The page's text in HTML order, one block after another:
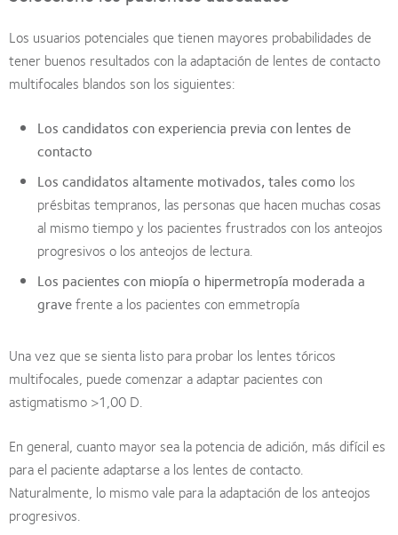
Los usuarios potenciales que tienen mayores probabilidades de
tener buenos resultados con la adaptación de lentes de contacto
multifocales blandos son los siguientes:
Los candidatos con experiencia previa con lentes de
contacto
Los candidatos altamente motivados, tales como los
présbitas tempranos, las personas que hacen muchas cosas
al mismo tiempo y los pacientes frustrados con los anteojos
progresivos o los anteojos de lectura.
Los pacientes con miopía o hipermetropía moderada a
gravefrente a los pacientes con emmetropía
Una vez que se sienta listo para probar los lentes tóricos
multifocales, puede comenzar a adaptar pacientes con
astigmatismo >1,00 D.
En general, cuanto mayor sea la potencia de adición, más difícil es
para el paciente adaptarse a los lentes de contacto.
Naturalmente, lo mismo vale para la adaptación de los anteojos
progresivos.